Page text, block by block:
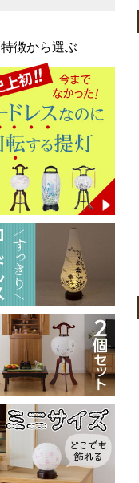
特徴から選ぶ